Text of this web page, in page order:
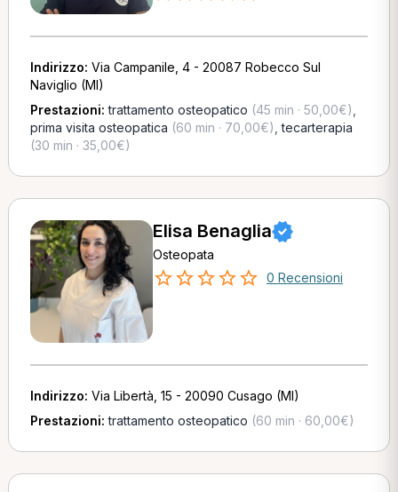
Indirizzo: Via Campanile, 4 - 20087 Robecco Sul
Naviglio (MI)
Prestazioni:trattamento osteopatico (45 min · 50,00€)
prima visita osteopatica (60 min · 70,00€) ,tecarterapia
(30 min · 35,00€)
Elisa Benaglia
Osteopata
0 Recensioni
Indirizzo: Via Libertà, 15 - 20090 Cusago (MI)
Prestazioni:trattamento osteopatico (60 min · 60,00€)